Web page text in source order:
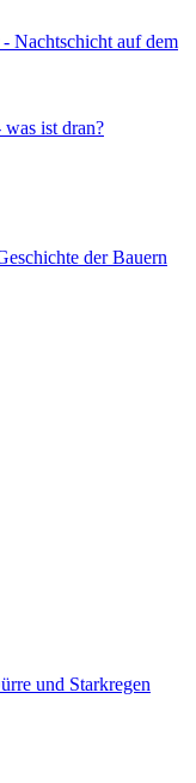
Nachtschicht auf dem
ist dran?
der Bauern
und Starkregen